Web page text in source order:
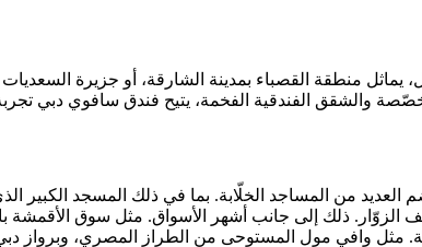
يماثل منطقة القصباء بمدينة الشارقة، أو جزيرة
والشقق الفندقية الفخمة، يتيح فندق سافوي دبي
من المساجد الخلّابة. بما في ذلك المسجد الكبير
الزوّار. ذلك إلى جانب أشهر الأسواق. مثل سوق الأقمشة
مثل وافي مول المستوحى من الطراز المصري، وبرواز